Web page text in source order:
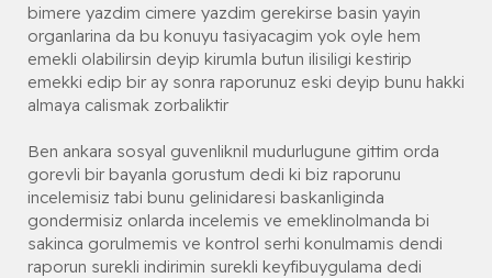
bimere yazdim cimere yazdim gerekirse basin yayin
organlarina da bu konuyu tasiyacagim yok oyle hem
emekli olabilirsin deyip kirumla butun ilisiligi kestirip
emekki edip bir ay sonra raporunuz eski deyip bunu hakki
almaya calismak zorbaliktir
Ben ankara sosyal guvenliknil mudurlugune gittim orda
gorevli bir bayanla gorustum dedi ki biz raporunu
incelemisiz tabi bunu gelinidaresi baskanliginda
gondermisiz onlarda incelemis ve emeklinolmanda bi
sakinca gorulmemis ve kontrol serhi konulmamis dendi
raporun surekli indirimin surekli keyfibuygulama dedi